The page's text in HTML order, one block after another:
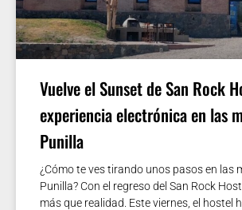
Vuelve el Sunset de San Rock
experiencia electrónica en las
Punilla
¿Cómo te ves tirando unos pasos en las
Punilla? Con el regreso del San Rock
más que realidad. Este viernes, el hostel